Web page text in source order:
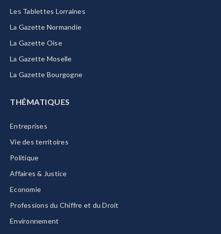
Les Tablettes Lorraines
La Gazette Normandie
La Gazette Oise
La Gazette Moselle
La Gazette Bourgogne
THÉMATIQUES
Entreprises
Vie des territoires
Politique
Affaires & Justice
Economie
Professions du Chiffre et du Droit
Environnement